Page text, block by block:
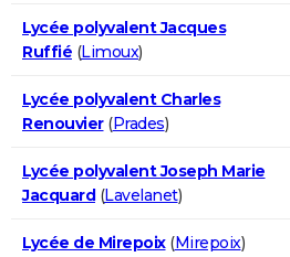
Lycée polyvalent Jacques
Ruffié (Limoux)
Lycée polyvalent Charles
Renouvier(Prades)
Lycée polyvalent Joseph Marie
Jacquard(Lavelanet)
Lycée de Mirepoix(Mirepoix)